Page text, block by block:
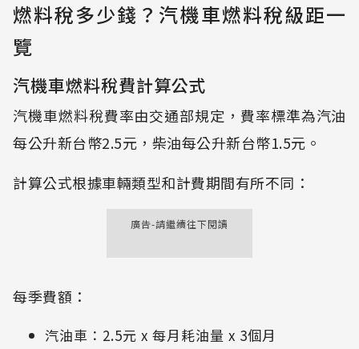
燃料稅多少錢？汽機車燃料稅級距一
覽
汽機車燃料稅費計算公式
汽機車燃料稅費率由交通部規定，費率標準為汽油
每公升新台幣2.5元，柴油每公升新台幣1.5元。
計算公式根據車輛類型和計費期間有所不同：
廣告-請繼續往下閱讀
每季費額：
汽油車：2.5元 x 每月耗油量 x 3個月